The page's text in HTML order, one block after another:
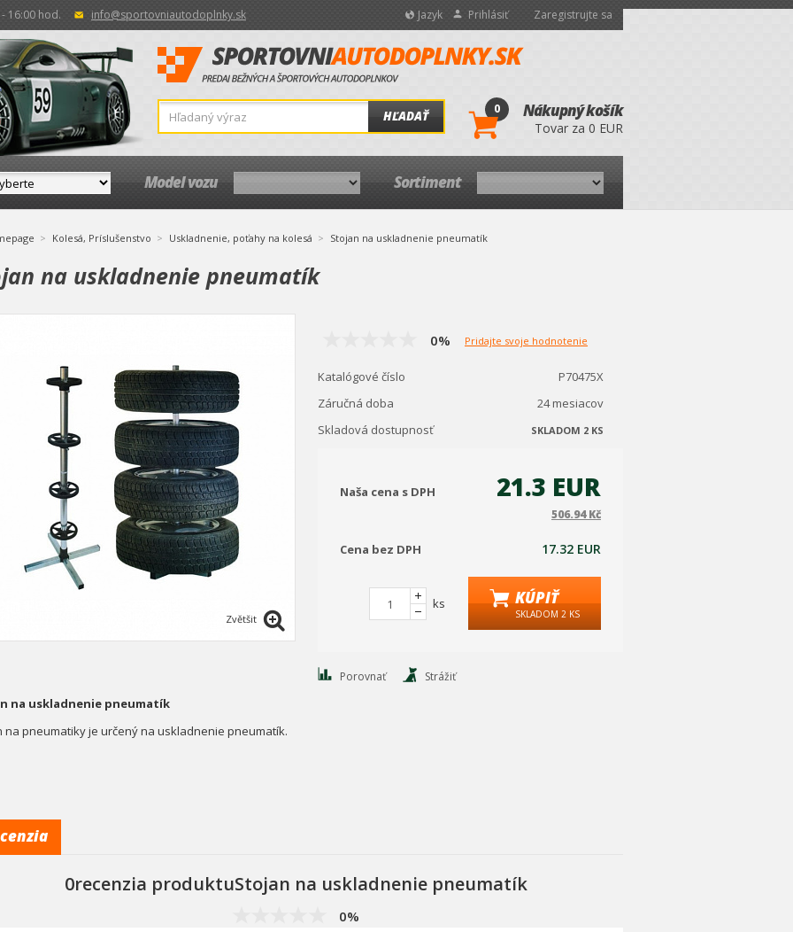
16:00 hod. info@sportovniautodoplnky.sk Jazyk Prihlásiť Zaregistrujte sa
HĽADAŤ 0 Nákupný košík
Tovar za 0 EUR
Model vozu Sortiment
Kolesá, Príslušenstvo Uskladnenie, poťahy na kolesá Stojan na uskladnenie pneumatík
na uskladnenie pneumatík
Zvětšit
0% Pridajte svoje hodnotenie
Katalógové číslo
P70475X
Záručná doba
24 mesiacov
Skladová dostupnosť
SKLADOM 2 KS
Naša cena s DPH 21.3 EUR
506.94 Kč
Cena bez DPH 17.32 EUR
ks KÚPIŤ
SKLADOM 2 KS
Porovnať Strážiť
na uskladnenie pneumatík
na pneumatiky je určený na uskladnenie pneumatík.
0recenzia produktuStojan na uskladnenie pneumatík
0%